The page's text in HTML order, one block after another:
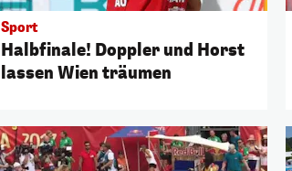
Sport
Halbfinale! Doppler und Horst
lassen Wien träumen